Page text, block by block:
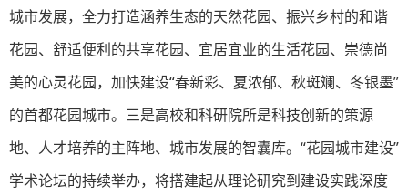
城市发展，全力打造涵养生态的天然花园、振兴乡村的和谐
花园、舒适便利的共享花园、宜居宜业的生活花园、崇德尚
美的心灵花园，加快建设“春新彩、夏浓郁、秋斑斓、冬银墨”
的首都花园城市。三是高校和科研院所是科技创新的策源
地、人才培养的主阵地、城市发展的智囊库。“花园城市建设”
学术论坛的持续举办，将搭建起从理论研究到建设实践深度